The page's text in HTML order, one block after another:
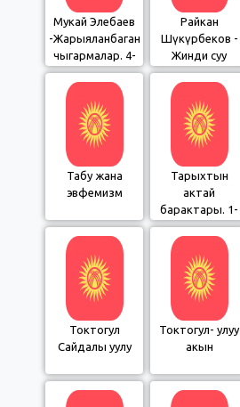
Мукай Элебаев
-Жарыяланбаган
чыгармалар. 4-
бөлүм
Райкан
Шүкүрбеков -
Жинди суу
Табу жана
эвфемизм
Тарыхтын
актай
барактары. 1-
бөлүм
Токтогул
Сайдалы уулу
Токтогул- улуу
акын